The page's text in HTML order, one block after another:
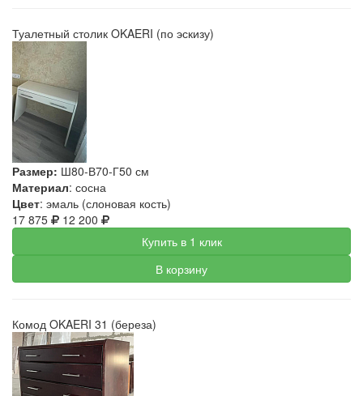
Туалетный столик OKAERI (по эскизу)
Размер: Ш80-В70-Г50 см
Материал: сосна
Цвет: эмаль (слоновая кость)
17 875
12 200
Купить в 1 клик
В корзину
Комод OKAERI 31 (береза)